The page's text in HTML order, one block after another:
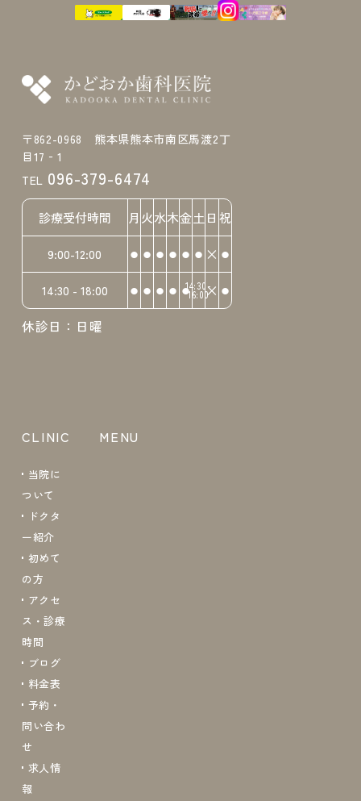
〒862-0968 熊本県熊本市南区馬渡2丁
目17‐1
TEL 096-379-6474
診療受付時間 月 火水木金土 日 祝
9:00-12:00 ⚫︎ ⚫︎ ⚫︎ ⚫︎ ⚫︎ ⚫︎ × ⚫︎
14:30 - 18:00 ⚫︎ ⚫︎ ⚫︎ ⚫︎ ⚫︎14:30-
16:00× ⚫︎
休診日：日曜
CLINIC
当院に
ついて
ドクタ
ー紹介
初めて
の方
アクセ
ス・診療
時間
ブログ
料金表
予約・
問い合わ
せ
求人情
報
MENU